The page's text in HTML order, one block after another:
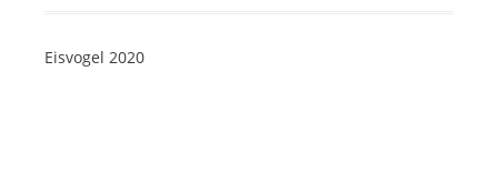
Eisvogel 2020